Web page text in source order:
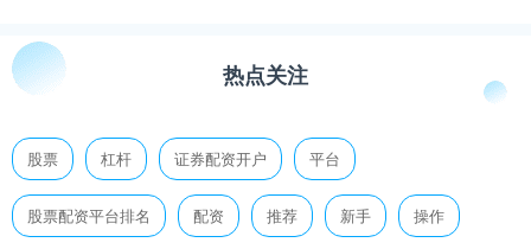
热点关注
股票 杠杆 证券配资开户 平台
股票配资平台排名 配资 推荐 新手 操作